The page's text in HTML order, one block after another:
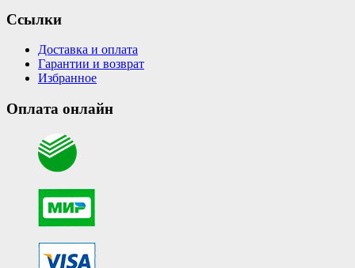
Ссылки
Доставка и оплата
Гарантии и возврат
Избранное
Оплата онлайн